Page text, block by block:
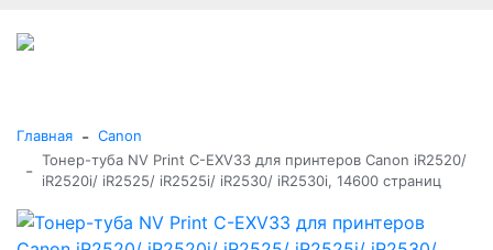
Главная - Canon
- Тонер-туба NV Print C-EXV33 для принтеров Canon iR2520/
iR2520i/ iR2525/ iR2525i/ iR2530/ iR2530i, 14600 страниц